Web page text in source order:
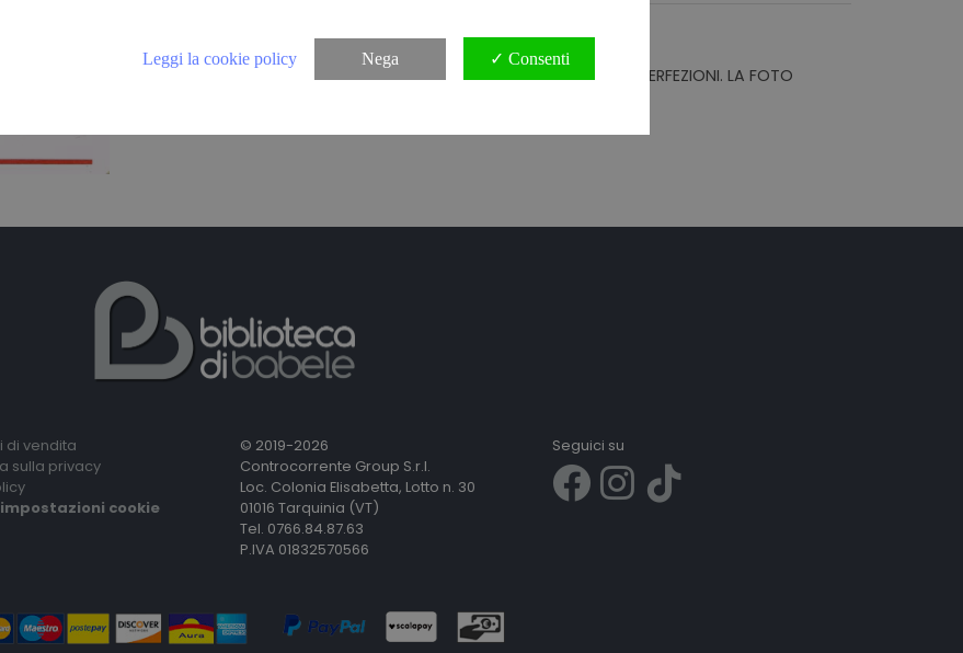
IL LIBRO È USATO, PERTANTO POTREBBE PRESENTARE LIEVI DIFETTI/IMPERFEZIONI. LA FOTO
di vendita
sulla privacy
cookie
© 2019-2026
Controcorrente Group S.r.l.
Loc. Colonia Elisabetta, Lotto n. 30
01016 Tarquinia (VT)
Tel. 0766.84.87.63
P.IVA 01832570566
Seguici su
Leggi la cookie policy Nega ✓ Consenti